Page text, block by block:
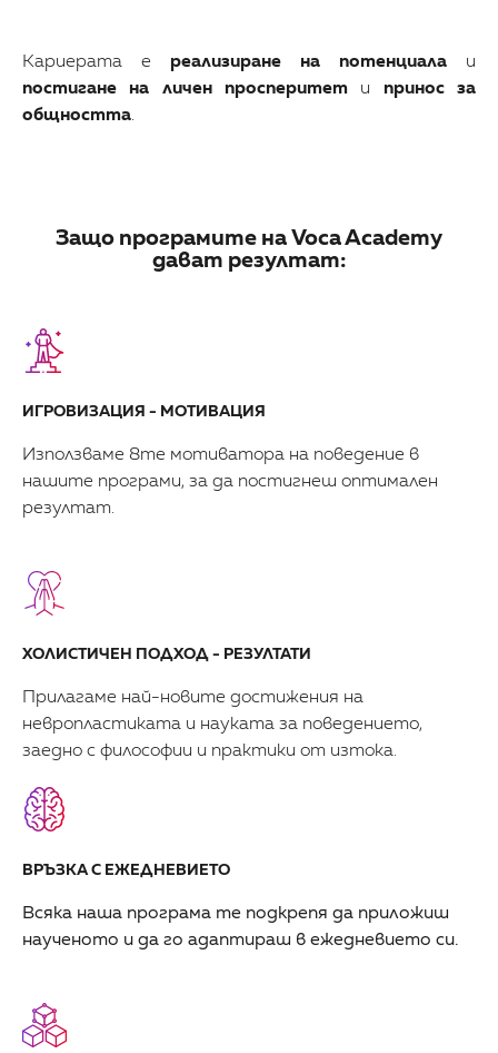
Кариерата е реализиране на потенциала и
постигане на личен просперитет и принос за
общността.
Защо програмите на Voca Academy
дават резултат:
ИГРОВИЗАЦИЯ - МОТИВАЦИЯ
Използваме 8те мотиватора на поведение в
нашите програми, за да постигнеш оптимален
резултат.
ХОЛИСТИЧЕН ПОДХОД - РЕЗУЛТАТИ
Прилагаме най-новите достижения на
невропластиката и науката за поведението,
заедно с философии и практики от изтока.
ВРЪЗКА С ЕЖЕДНЕВИЕТО
Всяка наша програма те подкрепя да приложиш
наученото и да го адаптираш в ежедневието си.